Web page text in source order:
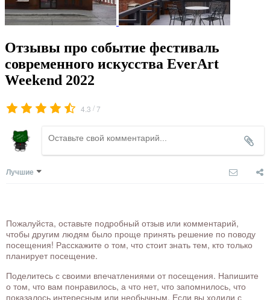
Отзывы про событие фестиваль
современного искусства EverArt
Weekend 2022
4.3 /7
Лучшие
Пожалуйста, оставьте подробный отзыв или комментарий,
чтобы другим людям было проще принять решение по поводу
посещения! Расскажите о том, что стоит знать тем, кто только
планирует посещение.
Поделитесь с своими впечатлениями от посещения. Напишите
о том, что вам понравилось, а что нет, что запомнилось, что
показалось интересным или необычным. Если вы ходили с